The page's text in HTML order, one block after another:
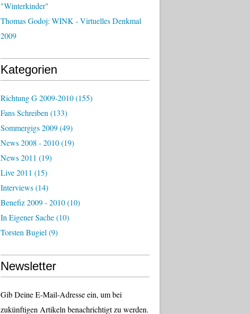
"Winterkinder"
Thomas Godoj: WINK - Virtuelles Denkmal
2009
Kategorien
Richtung G 2009-2010(155)
Fans Schreiben (133)
Sommergigs 2009(49)
News 2008 - 2010(19)
News 2011 (19)
Live 2011 (15)
Interviews(14)
Benefiz 2009 - 2010(10)
In Eigener Sache(10)
Torsten Bugiel (9)
Newsletter
Gib Deine E-Mail-Adresse ein, um bei
zukünftigen Artikeln benachrichtigt zu werden.